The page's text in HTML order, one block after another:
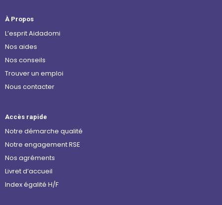
À Propos
L’esprit Aidadomi
Nos aides
Nos conseils
Trouver un emploi
Nous contacter
Accès rapide
Notre démarche qualité
Notre engagement RSE
Nos agréments
Livret d’accueil
Index égalité H/F